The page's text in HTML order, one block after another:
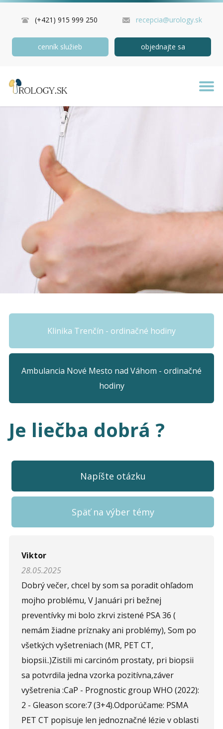
(+421) 915 999 250 recepcia@urology.sk
cenník služieb objednajte sa
Klinika Trenčín - ordinačné hodiny
Ambulancia Nové Mesto nad Váhom - ordinačné
hodiny
Je liečba dobrá ?
Napíšte otázku
Späť na výber témy
Napíšte otázku
Meno (*)
Komentár (* )
Opíšte prvé 4 písmená zo slova "prostata
Viktor
28.05.2025
Dobrý večer, chcel by som sa poradit ohľadom
mojho problému, V Januári pri bežnej
preventívky mi bolo zkrvi zistené PSA 36 (
nemám žiadne príznaky ani problémy), Som po
všetkých vyšetreniach (MR, PET CT,
biopsii..)Zistili mi carcinóm prostaty, pri biopsii
sa potvrdila jedna vzorka pozitívna,záver
vyšetrenia :CaP - Prognostic group WHO (2022):
2 - Gleason score:7 (3+4).Odporúčame: PSMA
PET CT popisuje len jednoznačné lézie v oblasti